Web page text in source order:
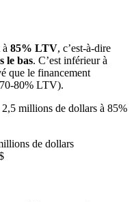
85% LTV, c’est-à-dire
le bas. C’est inférieur à
que le financement
80% LTV).
millions de dollars à 85%
de dollars